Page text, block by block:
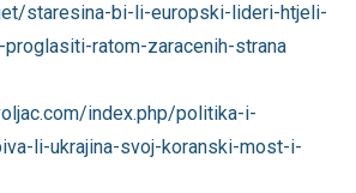
staresina-bi-li-europski-lideri-htjeli-
proglasiti-ratom-zaracenih-strana
index.php/politika-i-
li-ukrajina-svoj-koranski-most-i-